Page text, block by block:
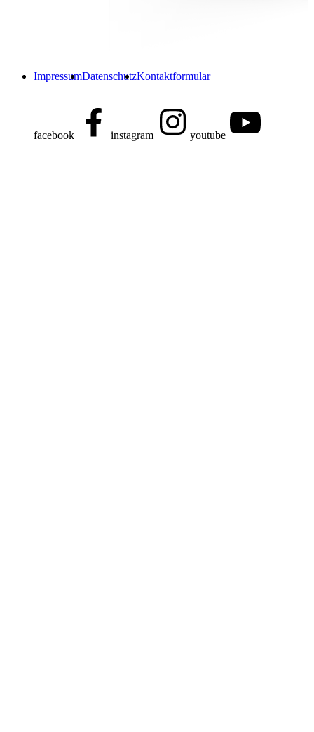
ImpressumDatenschutzKontaktformular
facebook instagram youtube